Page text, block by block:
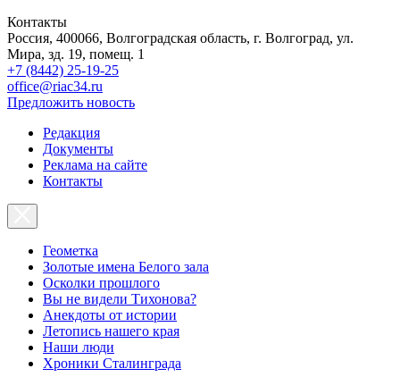
Контакты
Россия, 400066, Волгоградская область, г. Волгоград, ул.
Мира, зд. 19, помещ. 1
+7 (8442) 25-19-25
office@riac34.ru
Предложить новость
Редакция
Документы
Реклама на сайте
Контакты
Геометка
Золотые имена Белого зала
Осколки прошлого
Вы не видели Тихонова?
Анекдоты от истории
Летопись нашего края
Наши люди
Хроники Сталинграда